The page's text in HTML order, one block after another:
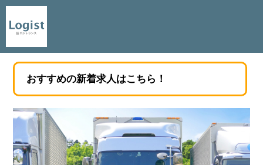
おすすめの新着求人はこちら！